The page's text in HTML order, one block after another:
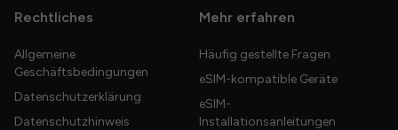
Rechtliches
Allgemeine
Geschäftsbedingungen
Datenschutzerklärung
Datenschutzhinweis
Mehr erfahren
Häufig gestellte Fragen
eSIM-kompatible Geräte
eSIM-
Installationsanleitungen